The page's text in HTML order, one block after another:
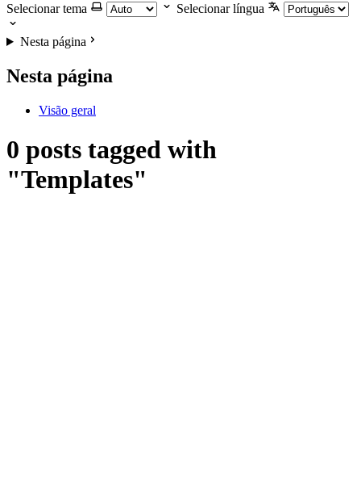
Selecionar tema
Selecionar língua
Nesta página
Nesta página
Visão geral
0 posts tagged with
"Templates"